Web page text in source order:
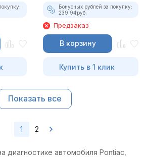
Бонусных рублей за покупку:
239.94руб.
Предзаказ
В корзину
Купить в 1 клик
Показать все
1 2
диагностике автомобиля Pontiac,